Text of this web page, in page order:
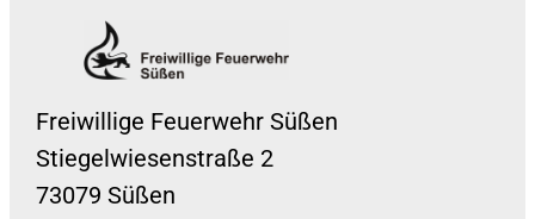
Freiwillige Feuerwehr Süßen
Stiegelwiesenstraße 2
73079 Süßen